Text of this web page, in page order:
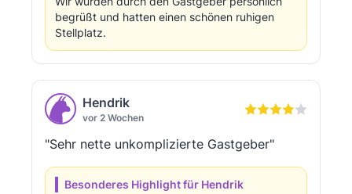
begrüßt und hatten einen schönen ruhigen
Stellplatz.
Hendrik
vor 2 Wochen
"Sehr nette unkomplizierte Gastgeber"
Besonderes Highlight für Hendrik